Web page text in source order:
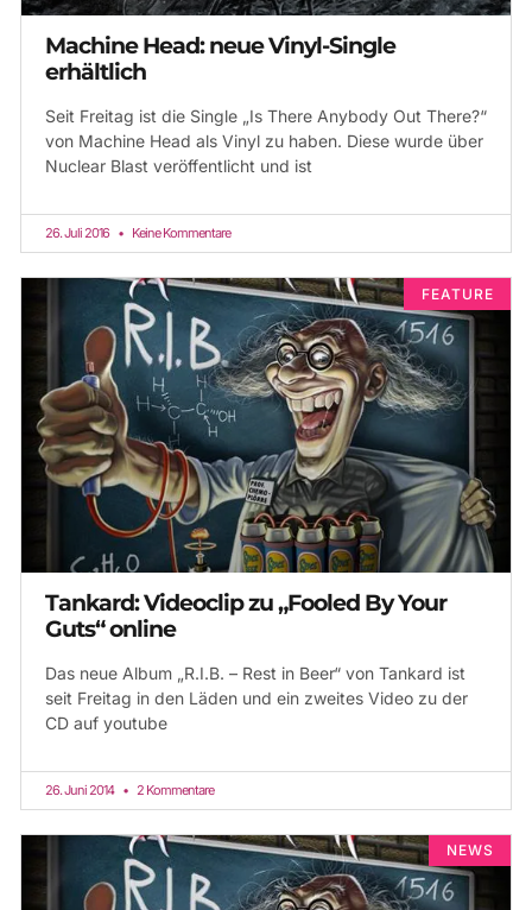
Machine Head: neue Vinyl-Single
erhältlich
Seit Freitag ist die Single „Is There Anybody Out There?“
von Machine Head als Vinyl zu haben. Diese wurde über
Nuclear Blast veröffentlicht und ist
26. Juli 2016 Keine Kommentare
FEATURE
Tankard: Videoclip zu „Fooled By Your
Guts“ online
Das neue Album „R.I.B. – Rest in Beer“ von Tankard ist
seit Freitag in den Läden und ein zweites Video zu der
CD auf youtube
26. Juni 2014 2 Kommentare
NEWS